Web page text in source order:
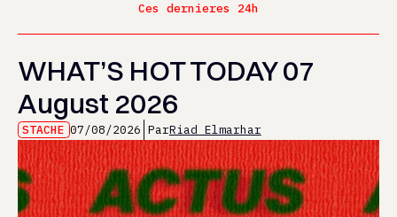
Ces dernieres 24h
WHAT’S HOT TODAY 07
August 2026
STACHE 07/08/2026 ParRiad Elmarhar